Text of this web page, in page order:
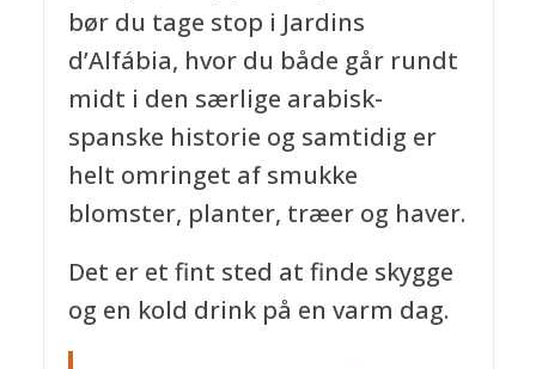
bør du tage stop i Jardins
d’Alfábia, hvor du både går rundt
midt i den særlige arabisk-
spanske historie og samtidig er
helt omringet af smukke
blomster, planter, træer og haver.
Det er et fint sted at finde skygge
og en kold drink på en varm dag.